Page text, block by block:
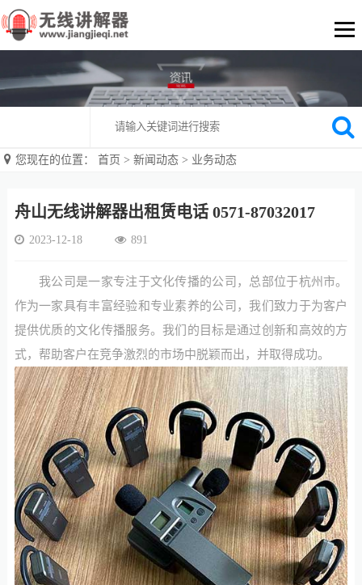
您现在的位置： 首页 > 新闻动态 > 业务动态
舟山无线讲解器出租赁电话 0571-87032017
2023-12-18 891
我公司是一家专注于文化传播的公司，总部位于杭州市。
作为一家具有丰富经验和专业素养的公司，我们致力于为客户
提供优质的文化传播服务。我们的目标是通过创新和高效的方
式，帮助客户在竞争激烈的市场中脱颖而出，并取得成功。